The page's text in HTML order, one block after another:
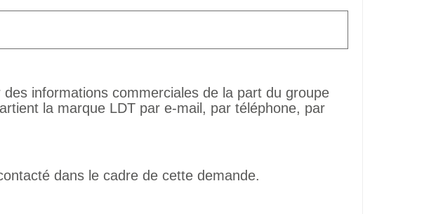
des informations commerciales de la part du groupe
la marque LDT par e-mail, par téléphone, par
dans le cadre de cette demande.